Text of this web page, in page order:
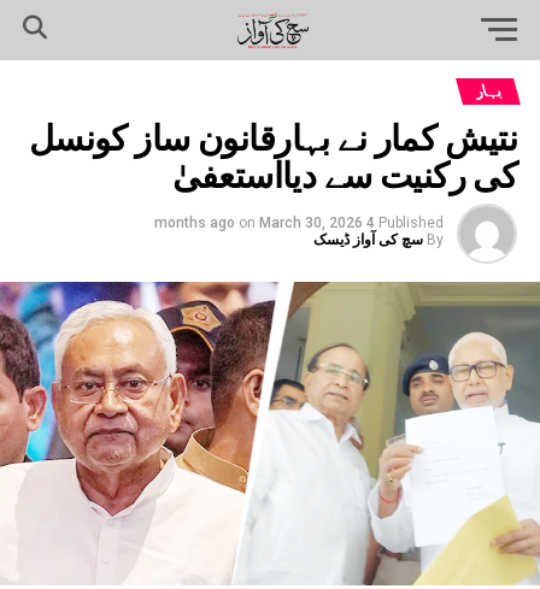
بہار
نتیش کمار نے بہارقانون ساز کونسل
کی رکنیت سے دیااستعفیٰ
Published
4 months ago
on March 30, 2026
By سچ کی آواز ڈیسک